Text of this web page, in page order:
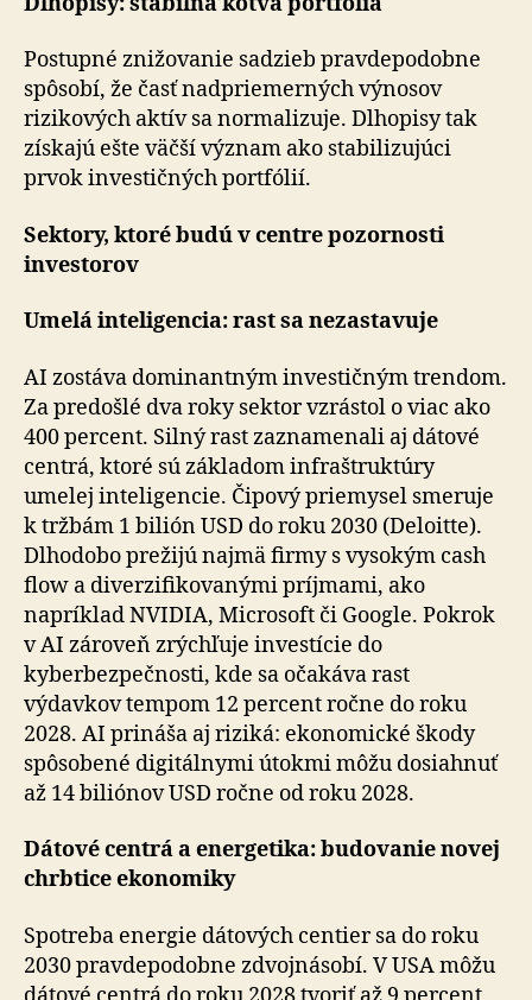
Postupné znižovanie sadzieb pravdepodobne
spôsobí, že časť nadpriemerných výnosov
rizikových aktív sa nor­ma­li­zu­je. Dlhopisy tak
získajú ešte väčší význam ako sta­bi­li­zu­jú­ci
prvok investičných portfólií.
Sektory, ktoré budú v centre pozornosti
investorov
Umelá inteligencia: rast sa nezastavuje
AI zostáva dominantným investičným trendom.
Za pre­doš­lé dva roky sektor vzrástol o viac ako
400 percent. Silný rast zaznamenali aj dátové
centrá, ktoré sú základom infraštruktúry
umelej inteligencie. Čipový priemysel smeruje
k tržbám 1 bilión USD do roku 2030 (Deloitte).
Dlhodobo prežijú najmä firmy s vysokým cash
flow a diverzifikovanými príjmami, ako
napríklad NVIDIA, Microsoft či Google. Pokrok
v AI zároveň zrých­ľu­je investície do
kyberbezpečnosti, kde sa očakáva rast
výdavkov tempom 12 percent ročne do roku
2028. AI pri­ná­ša aj riziká: ekonomické škody
spôsobené digitálnymi útokmi môžu dosiahnuť
až 14 biliónov USD ročne od roku 2028.
Dátové centrá a energetika: budovanie novej
chrbtice ekonomiky
Spotreba energie dátových centier sa do roku
2030 prav­de­po­dob­ne zdvojnásobí. V USA môžu